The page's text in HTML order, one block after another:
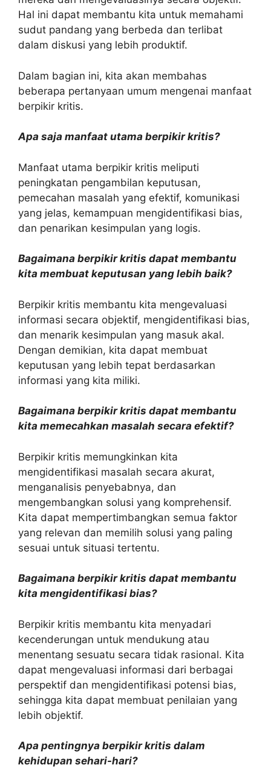
Hal ini dapat membantu kita untuk memahami
sudut pandang yang berbeda dan terlibat
dalam diskusi yang lebih produktif.
Dalam bagian ini, kita akan membahas
beberapa pertanyaan umum mengenai manfaat
berpikir kritis.
Apa saja manfaat utama berpikir kritis?
Manfaat utama berpikir kritis meliputi
peningkatan pengambilan keputusan,
pemecahan masalah yang efektif, komunikasi
yang jelas, kemampuan mengidentifikasi bias,
dan penarikan kesimpulan yang logis.
Bagaimana berpikir kritis dapat membantu
kita membuat keputusan yang lebih baik?
Berpikir kritis membantu kita mengevaluasi
informasi secara objektif, mengidentifikasi bias,
dan menarik kesimpulan yang masuk akal.
Dengan demikian, kita dapat membuat
keputusan yang lebih tepat berdasarkan
informasi yang kita miliki.
Bagaimana berpikir kritis dapat membantu
kita memecahkan masalah secara efektif?
Berpikir kritis memungkinkan kita
mengidentifikasi masalah secara akurat,
menganalisis penyebabnya, dan
mengembangkan solusi yang komprehensif.
Kita dapat mempertimbangkan semua faktor
yang relevan dan memilih solusi yang paling
sesuai untuk situasi tertentu.
Bagaimana berpikir kritis dapat membantu
kita mengidentifikasi bias?
Berpikir kritis membantu kita menyadari
kecenderungan untuk mendukung atau
menentang sesuatu secara tidak rasional. Kita
dapat mengevaluasi informasi dari berbagai
perspektif dan mengidentifikasi potensi bias,
sehingga kita dapat membuat penilaian yang
lebih objektif.
Apa pentingnya berpikir kritis dalam
kehidupan sehari-hari?